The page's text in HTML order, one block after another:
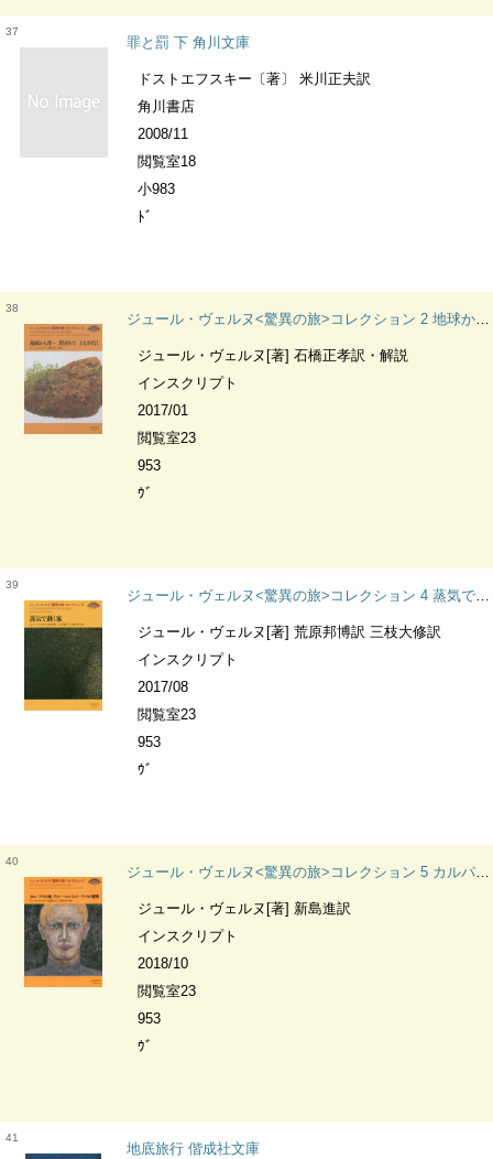
37
罪と罰 下 角川文庫
ドストエフスキー〔著〕 米川正夫訳
角川書店
2008/11
閲覧室18
小983
ﾄﾞ
38
ジュール・ヴェルヌ<驚異の旅>コレクション 2 地球から月へ 月を回って 上も下もなく
ジュール・ヴェルヌ[著] 石橋正孝訳・解説
インスクリプト
2017/01
閲覧室23
953
ｳﾞ
39
ジュール・ヴェルヌ<驚異の旅>コレクション 4 蒸気で動く家
ジュール・ヴェルヌ[著] 荒原邦博訳 三枝大修訳
インスクリプト
2017/08
閲覧室23
953
ｳﾞ
40
ジュール・ヴェルヌ<驚異の旅>コレクション 5 カルパチアの城 ヴィルヘルム・シュトーリッツの秘密
ジュール・ヴェルヌ[著] 新島進訳
インスクリプト
2018/10
閲覧室23
953
ｳﾞ
41
地底旅行 偕成社文庫